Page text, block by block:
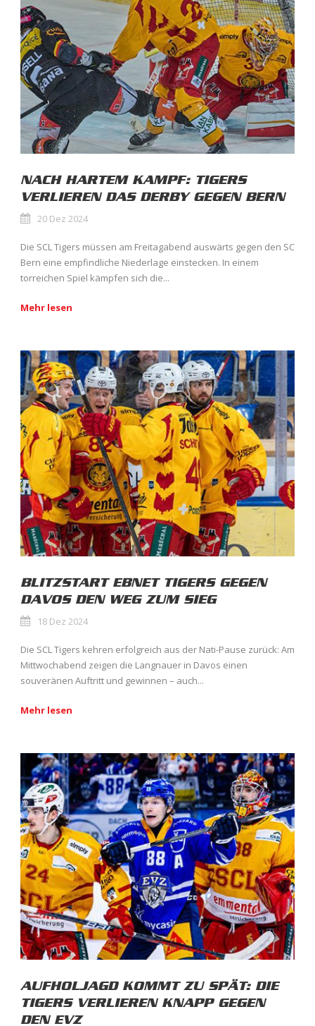
NACH HARTEM KAMPF: TIGERS
VERLIEREN DAS DERBY GEGEN BERN
20 Dez 2024
Die SCL Tigers müssen am Freitagabend auswärts gegen den SC
Bern eine empfindliche Niederlage einstecken. In einem
torreichen Spiel kämpfen sich die...
Mehr lesen
BLITZSTART EBNET TIGERS GEGEN
DAVOS DEN WEG ZUM SIEG
18 Dez 2024
Die SCL Tigers kehren erfolgreich aus der Nati-Pause zurück: Am
Mittwochabend zeigen die Langnauer in Davos einen
souveränen Auftritt und gewinnen – auch...
Mehr lesen
AUFHOLJAGD KOMMT ZU SPÄT: DIE
TIGERS VERLIEREN KNAPP GEGEN
DEN EVZ